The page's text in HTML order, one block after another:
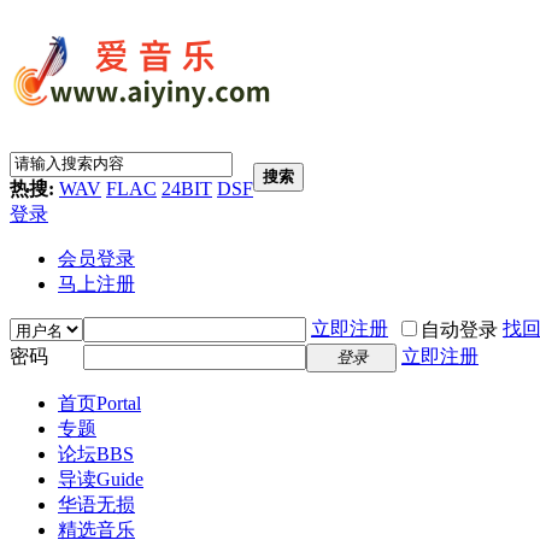
热搜: WAV FLAC 24BIT DSF
搜索
登录
会员登录
马上注册
立即注册 自动登录 找
密码
登录 立即注册
首页Portal
专题
论坛BBS
导读Guide
华语无损
精选音乐